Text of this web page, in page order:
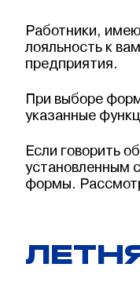
Работники,
лояльность к
предприятия.
При выборе
указанные
Если говорить
установленным
формы.